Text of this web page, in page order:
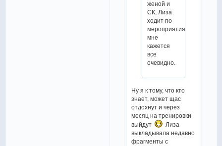
женой и
СК, Лиза
ходит по
мероприятиям…
мне
кажется
все
очевидно.
Ну я к тому, что кто
знает, может щас
отдохнут и через
месяц на тренировки
выйдут
Лиза
выкладывала недавно
фрагменты с